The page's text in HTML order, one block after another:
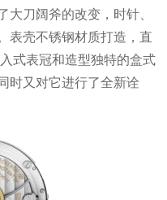
大刀阔斧的改变，时针、
表壳不锈钢材质打造，直
式表冠和造型独特的盒式
时又对它进行了全新诠